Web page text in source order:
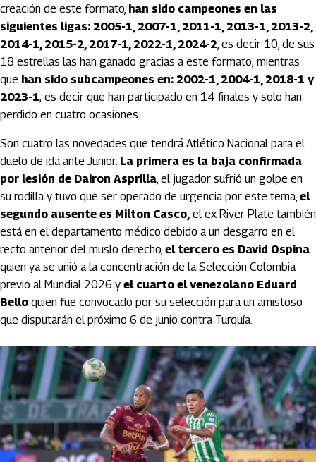
creación de este formato, han sido campeones en las
siguientes ligas: 2005-1, 2007-1, 2011-1, 2013-1, 2013-2,
2014-1, 2015-2, 2017-1, 2022-1, 2024-2, es decir 10, de sus
18 estrellas las han ganado gracias a este formato; mientras
que han sido subcampeones en: 2002-1, 2004-1, 2018-1 y
2023-1; es decir que han participado en 14 finales y solo han
perdido en cuatro ocasiones.
Son cuatro las novedades que tendrá Atlético Nacional para el
duelo de ida ante Junior. La primera es la baja confirmada
por lesión de Dairon Asprilla, el jugador sufrió un golpe en
su rodilla y tuvo que ser operado de urgencia por este tema, el
segundo ausente es Milton Casco, el ex River Plate también
está en el departamento médico debido a un desgarro en el
recto anterior del muslo derecho, el tercero es David Ospina
quien ya se unió a la concentración de la Selección Colombia
previo al Mundial 2026 y el cuarto el venezolano Eduard
Bello quien fue convocado por su selección para un amistoso
que disputarán el próximo 6 de junio contra Turquía.